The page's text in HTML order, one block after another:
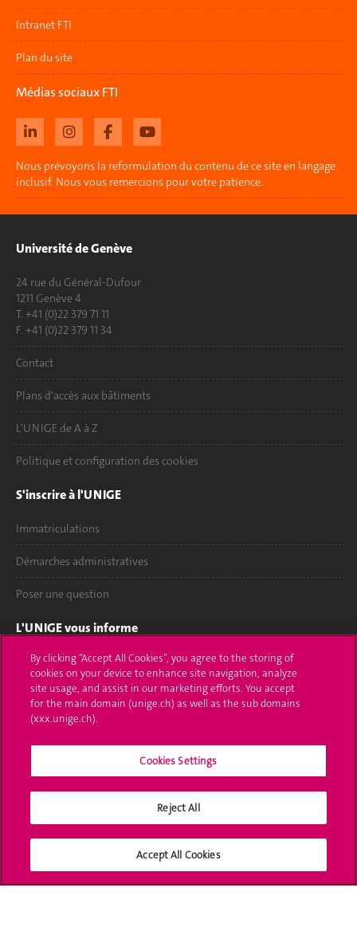
Intranet FTI
Plan du site
Médias sociaux FTI
Nous prévoyons la reformulation du contenu de ce site en langage
inclusif. Nous vous remercions pour votre patience.
Université de Genève
24 rue du Général-Dufour
1211 Genève 4
T. +41 (0)22 379 71 11
F. +41 (0)22 379 11 34
Contact
Plans d'accès aux bâtiments
L'UNIGE de A à Z
Politique et configuration des cookies
S'inscrire à l'UNIGE
Immatriculations
Démarches administratives
Poser une question
L'UNIGE vous informe
UNIGE Mobile
Médias
Offres d'emploi
Calendrier académique
Médias sociaux UNIGE
By clicking “Accept All Cookies”, you agree to the storing of
cookies on your device to enhance site navigation, analyze
site usage, and assist in our marketing efforts. You accept
for the main domain (unige.ch) as well as the sub domains
(xxx.unige.ch).
Cookies Settings
Reject All
Accept All Cookies